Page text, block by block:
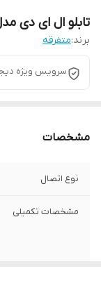
تابلو ال ای دی
برند:متفرقه
سرویس ویژه دیجی کالا: 7 روز
مشخصات
نوع اتصال
مشخصات تکمیلی